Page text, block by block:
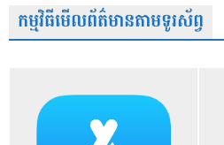
កម្មវិធីមើលព័ត៌មានតាមទូរស័ព្វ